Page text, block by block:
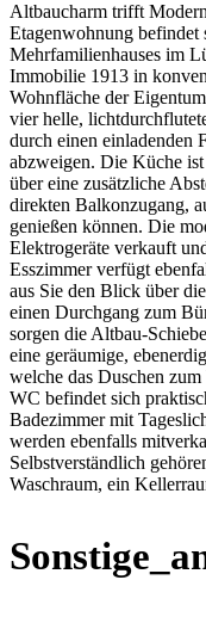
Altbaucharm trifft
Etagenwohnung befindet
Mehrfamilienhauses im
Immobilie 1913 in
Wohnfläche der
vier helle,
durch einen einladenden
abzweigen. Die Küche
über eine zusätzliche
direkten Balkonzugang,
genießen können. Die
Elektrogeräte verkauft
Esszimmer verfügt
aus Sie den Blick über
einen Durchgang zum
sorgen die Altbau-
eine geräumige,
welche das Duschen
WC befindet sich
Badezimmer mit
werden ebenfalls
Selbstverständlich
Waschraum, ein